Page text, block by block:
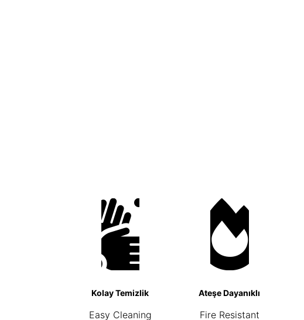
Kolay Temizlik
Easy Cleaning
Ateşe Dayanıklı
Fire Resistant